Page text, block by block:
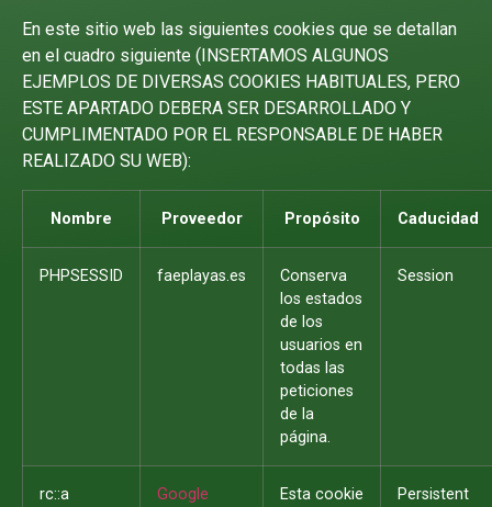
En este sitio web las siguientes cookies que se detallan
en el cuadro siguiente (INSERTAMOS ALGUNOS
EJEMPLOS DE DIVERSAS COOKIES HABITUALES, PERO
ESTE APARTADO DEBERA SER DESARROLLADO Y
CUMPLIMENTADO POR EL RESPONSABLE DE HABER
REALIZADO SU WEB):
Nombre Proveedor Propósito Caducidad
PHPSESSID faeplayas.es
Conserva
los estados
de los
usuarios en
todas las
peticiones
de la
página.
Session
rc::a Google
Esta cookie
Persistent